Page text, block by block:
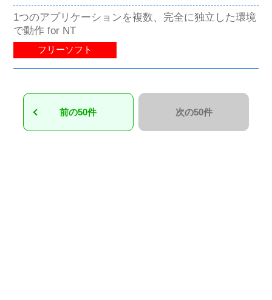
1つのアプリケーションを複数、完全に独立した環境
で動作 for NT
フリーソフト
前の50件 次の50件